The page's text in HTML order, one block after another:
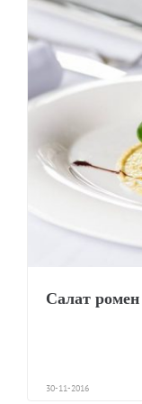
Салат
30-11-2016